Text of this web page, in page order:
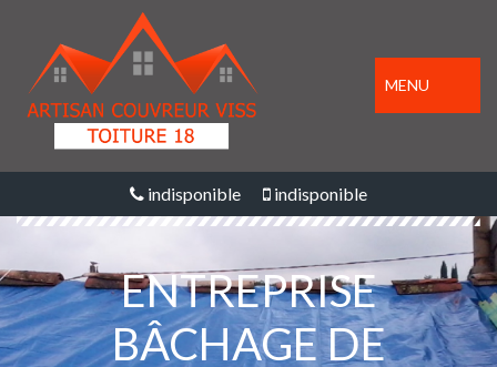
MENU
indisponible indisponible
ENTREPRISE
BÂCHAGE DE